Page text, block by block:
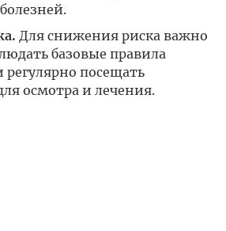
Для снижения риска важно
базовые правила
посещать
осмотра и лечения.